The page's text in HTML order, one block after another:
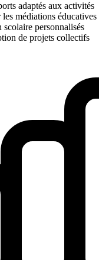
adaptés aux activités
les médiations éducatives
personnalisés
de projets collectifs